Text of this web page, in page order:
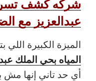
شركه كشف
عبدالعزيز مع
الميزة الكبيرة اللي
المياه بحي الملك
أي حد تاني إنها